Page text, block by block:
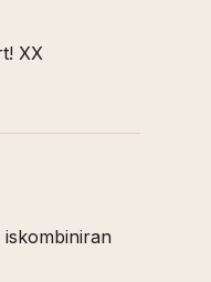
XX
iskombiniran